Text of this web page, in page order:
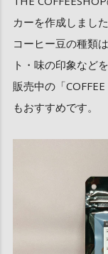
カーを作成しました
コーヒー豆の種類
ト・味の印象など
販売中の「
もおすすめです。